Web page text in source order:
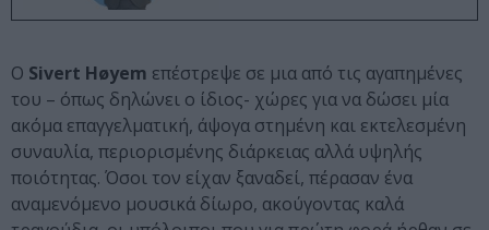
O Sivert Høyem επέστρεψε σε μια από τις αγαπημένες
του – όπως δηλώνει ο ίδιος- χώρες για να δώσει μία
ακόμα επαγγελματική, άψογα στημένη και εκτελεσμένη
συναυλία, περιορισμένης διάρκειας αλλά υψηλής
ποιότητας. Όσοι τον είχαν ξαναδεί, πέρασαν ένα
αναμενόμενο μουσικά δίωρο, ακούγοντας καλά